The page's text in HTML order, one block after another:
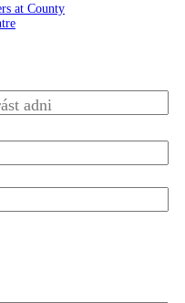
at County